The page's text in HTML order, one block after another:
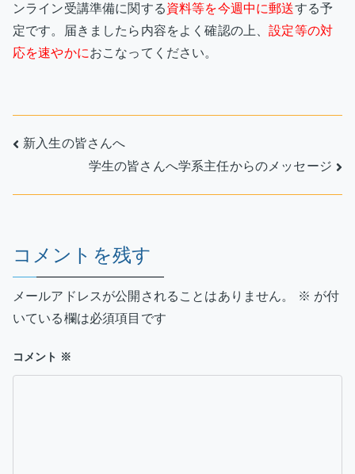
ンライン受講準備に関する資料等を今週中に郵送する予
定です。届きましたら内容をよく確認の上、設定等の対
応を速やかにおこなってください。
投
ビ
ゲ
ー
シ
ョ
新入生の皆さんへ
学生の皆さんへ学系主任からのメッセージ
コメントを残す
メールアドレスが公開されることはありません。 ※ が付
いている欄は必須項目です
コメント ※